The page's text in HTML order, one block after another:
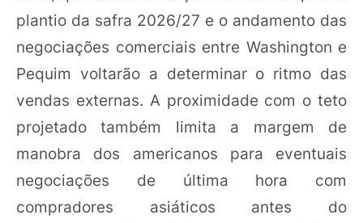
plantio da safra 2026/27 e o andamento das
negociações comerciais entre Washington e
Pequim voltarão a determinar o ritmo das
vendas externas. A proximidade com o teto
projetado também limita a margem de
manobra dos americanos para eventuais
negociações de última hora com
compradores asiáticos antes do